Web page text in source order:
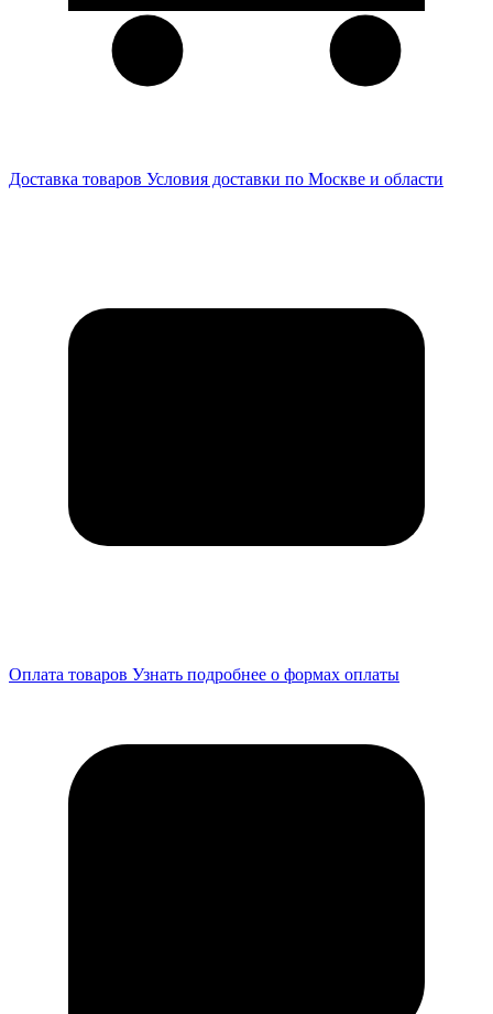
Доставка товаров Условия доставки по Москве и области
Оплата товаров Узнать подробнее о формах оплаты